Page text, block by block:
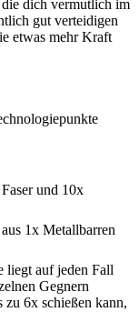
dich vermutlich im
gut verteidigen
etwas mehr Kraft
und 10x
1x Metallbarren
liegt auf jeden Fall
Gegnern
zu 6x schießen kann,